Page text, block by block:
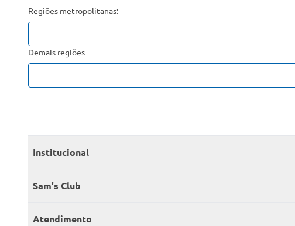
Regiões metropolitanas:
Demais regiões
Institucional
Quem somos
Sam's Club
Seja sócio
Atendimento